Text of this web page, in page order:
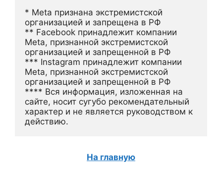
* Meta признана экстремистской
организацией и запрещена в РФ
** Facebook принадлежит компании
Meta, признанной экстремистской
организацией и запрещенной в РФ
*** Instagram принадлежит компании
Meta, признанной экстремистской
организацией и запрещенной в РФ
**** Вся информация, изложенная на
сайте, носит сугубо рекомендательный
характер и не является руководством к
действию.
На главную